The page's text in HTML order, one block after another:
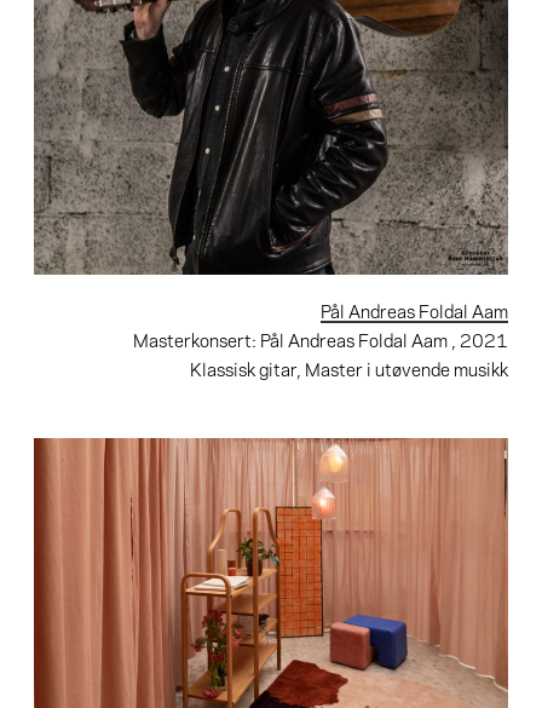
Pål Andreas Foldal Aam
Masterkonsert: Pål Andreas Foldal Aam , 2021
Klassisk gitar, Master i utøvende musikk